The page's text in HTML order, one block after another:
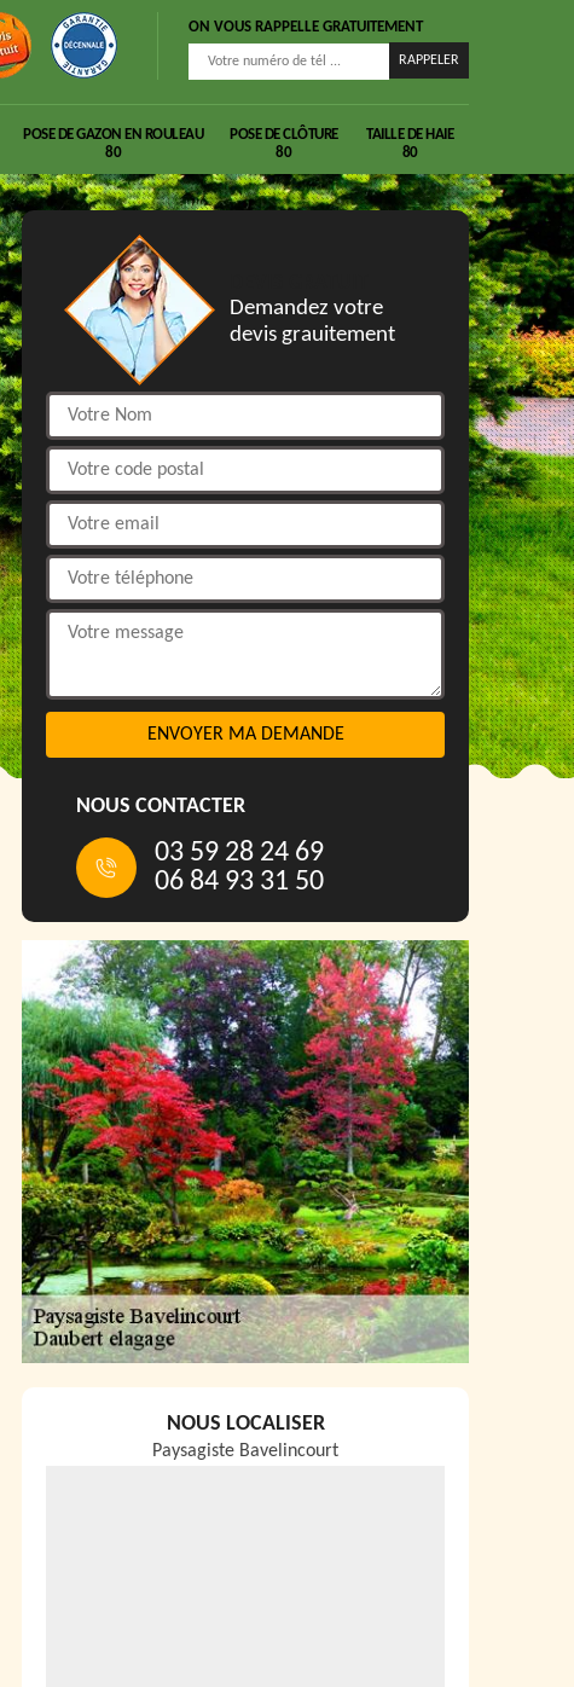
ON VOUS RAPPELLE GRATUITEMENT
POSE DE GAZON EN ROULEAU
80
POSE DE CLÔTURE
80
TAILLE DE HAIE
80
Demandez votre
devis grauitement
NOUS CONTACTER
03 59 28 24 69
06 84 93 31 50
NOUS LOCALISER
Paysagiste Bavelincourt